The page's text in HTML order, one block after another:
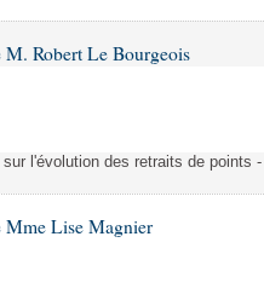
M. Robert Le Bourgeois
l'évolution des retraits de points
Mme Lise Magnier